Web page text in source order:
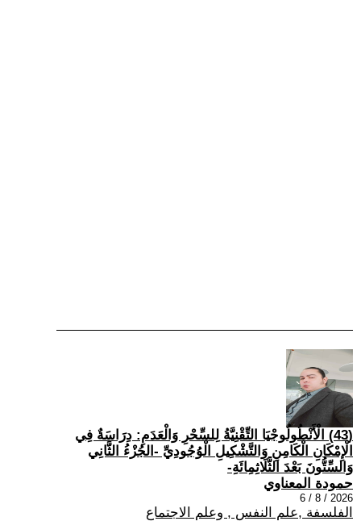
(43) الْأَنْطُولُوجْيَا التِّقْنِيَّةُ لِلسِّحْرِ وَالْعَدَمِ: دِرَاسَةٌ فِي
الْإِمْكَانِ الْكَامِنِ وَالتَّشْكِيلِ الْوُجُودِيِّ -الجُزْءُ الثَّانِي
وَالسِّتُّونَ بَعْدَ الثَّلَاثِمِائَةِ-
حمودة المعناوي
2026 / 8 / 6
الفلسفة ,علم النفس , وعلم الاجتماع